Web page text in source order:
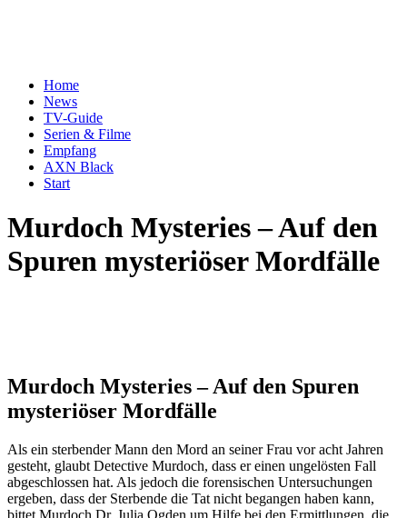
Home
News
TV-Guide
Serien & Filme
Empfang
AXN Black
Start
Murdoch Mysteries – Auf den
Spuren mysteriöser Mordfälle
Murdoch Mysteries – Auf den Spuren
mysteriöser Mordfälle
Als ein sterbender Mann den Mord an seiner Frau vor acht Jahren
gesteht, glaubt Detective Murdoch, dass er einen ungelösten Fall
abgeschlossen hat. Als jedoch die forensischen Untersuchungen
ergeben, dass der Sterbende die Tat nicht begangen haben kann,